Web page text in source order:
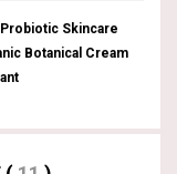
Skincare
Botanical Cream